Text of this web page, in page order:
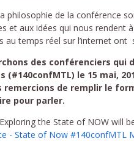
philosophie de la conférence
et aux idées qui nous rendent
au temps réel sur l’internet ont
des conférenciers
(#140confMTL) le 15 mai,
remercions de remplir le
pour parler.
the State of NOW will